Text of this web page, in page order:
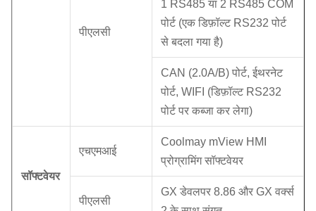
पीएलसी
1 RS485 या 2 RS485 COM
पोर्ट (एक डिफ़ॉल्ट RS232 पोर्ट
से बदला गया है)
CAN (2.0A/B) पोर्ट, ईथरनेट
पोर्ट, WIFI (डिफ़ॉल्ट RS232
पोर्ट पर कब्जा कर लेगा)
सॉफ्टवेयर
एचएमआई
Coolmay mView HMI
प्रोग्रामिंग सॉफ्टवेयर
पीएलसी
GX डेवलपर 8.86 और GX वर्क्स